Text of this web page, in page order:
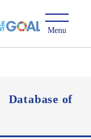
Database of